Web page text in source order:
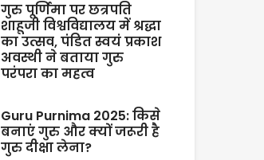
गुरु पूर्णिमा पर छत्रपति
शाहूजी विश्वविद्यालय में श्रद्धा
का उत्सव, पंडित स्वयं प्रकाश
अवस्थी ने बताया गुरु
परंपरा का महत्व
Guru Purnima 2025: किसे
बनाएं गुरु और क्यों जरूरी है
गुरु दीक्षा लेना?